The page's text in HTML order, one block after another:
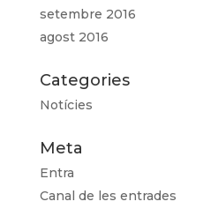
setembre 2016
agost 2016
Categories
Notícies
Meta
Entra
Canal de les entrades